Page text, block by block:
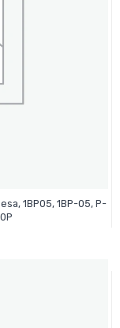
1BP05, 1BP-05, P-